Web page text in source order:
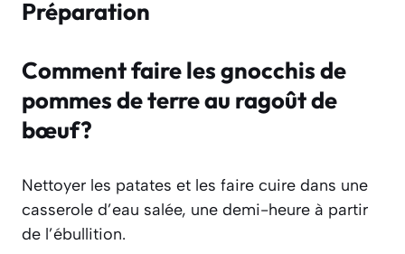
Préparation
Comment faire les gnocchis de
pommes de terre au ragoût de
bœuf?
Nettoyer les patates et les faire cuire dans une
casserole d’eau salée, une demi-heure à partir
de l’ébullition.